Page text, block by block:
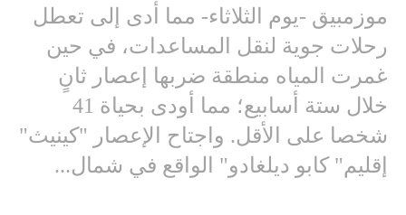
موزمبيق -يوم الثلاثاء- مما أدى إلى تعطل
رحلات جوية لنقل المساعدات، في حين
غمرت المياه منطقة ضربها إعصار ثانٍ
خلال ستة أسابيع؛ مما أودى بحياة 41
شخصا على الأقل. واجتاح الإعصار "كينيث"
إقليم" كابو ديلغادو" الواقع في شمال...